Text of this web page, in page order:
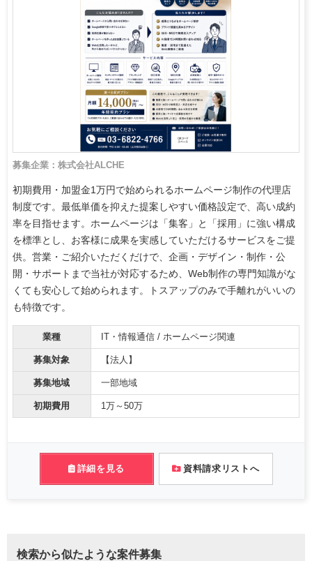
募集企業：株式会社ALCHE
初期費用・加盟金1万円で始められるホームページ制作の代理店
制度です。最低単価を抑えた提案しやすい価格設定で、高い成約
率を目指せます。ホームページは「集客」と「採用」に強い構成
を標準とし、お客様に成果を実感していただけるサービスをご提
供。営業・ご紹介いただくだけで、企画・デザイン・制作・公
開・サポートまで当社が対応するため、Web制作の専門知識がな
くても安心して始められます。トスアップのみで手離れがいいの
も特徴です。
業種 IT・情報通信 / ホームページ関連
募集対象 【法人】
募集地域 一部地域
初期費用 1万～50万
詳細を見る 資料請求リストへ
検索から似たような案件募集